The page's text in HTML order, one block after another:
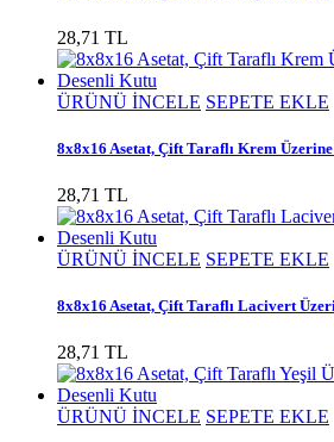
28,71 TL
ÜRÜNÜ İNCELE SEPETE EKLE
8x8x16 Asetat, Çift Taraflı Krem
28,71 TL
ÜRÜNÜ İNCELE SEPETE EKLE
8x8x16 Asetat, Çift Taraflı Lacivert
28,71 TL
ÜRÜNÜ İNCELE SEPETE EKLE